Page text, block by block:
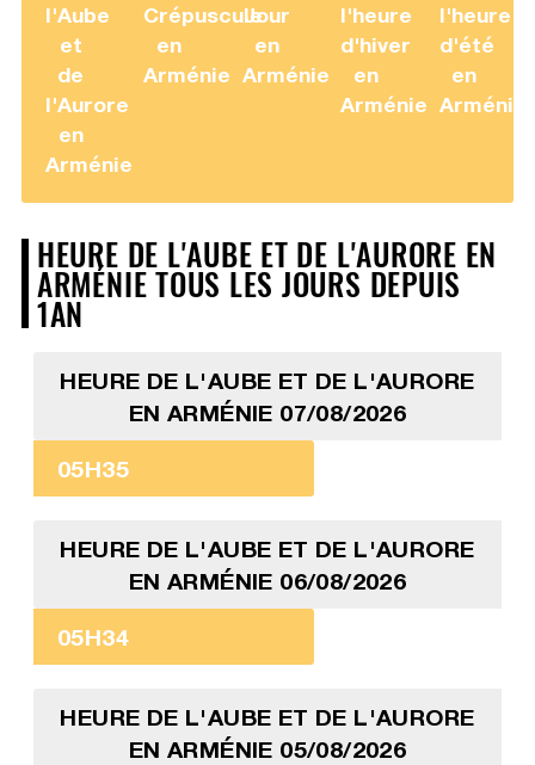
l'Aube
et
de
l'Aurore
en
Arménie
Crépuscule
en
Arménie
Jour
en
Arménie
l'heure
d'hiver
en
Arménie
l'heure
d'été
en
Arménie
HEURE DE L'AUBE ET DE L'AURORE EN
ARMÉNIE TOUS LES JOURS DEPUIS
1AN
HEURE DE L'AUBE ET DE L'AURORE
EN ARMÉNIE 07/08/2026
05H35
HEURE DE L'AUBE ET DE L'AURORE
EN ARMÉNIE 06/08/2026
05H34
HEURE DE L'AUBE ET DE L'AURORE
EN ARMÉNIE 05/08/2026